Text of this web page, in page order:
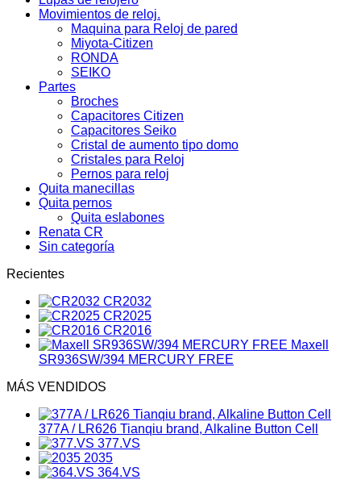
Movimientos de reloj.
Maquina para Reloj de pared
Miyota-Citizen
RONDA
SEIKO
Partes
Broches
Capacitores Citizen
Capacitores Seiko
Cristal de aumento tipo domo
Cristales para Reloj
Pernos para reloj
Quita manecillas
Quita pernos
Quita eslabones
Renata CR
Sin categoría
Recientes
CR2032
CR2025
CR2016
Maxell
SR936SW/394 MERCURY FREE
MÁS VENDIDOS
377A / LR626 Tianqiu brand, Alkaline Button Cell
377.VS
2035
364.VS